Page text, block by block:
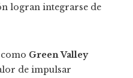
logran integrarse de
Green Valley
de impulsar